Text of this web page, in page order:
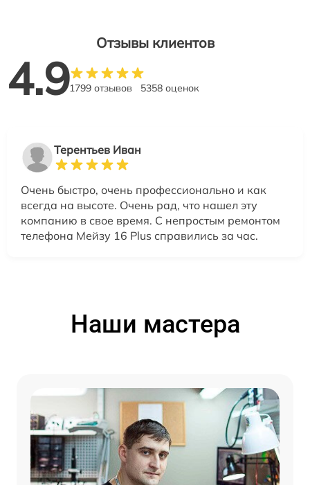
Отзывы клиентов
4.91799 отзывов 5358 оценок
Терентьев Иван
Очень быстро, очень профессионально и как
всегда на высоте. Очень рад, что нашел эту
компанию в свое время. С непростым ремонтом
телефона Мейзу 16 Plus справились за час.
Наши мастера